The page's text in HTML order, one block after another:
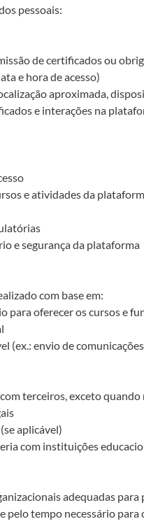
pessoais:
de certificados ou
e hora de acesso)
aproximada,
e interações na
e atividades da
e segurança da plataforma
com base em:
para oferecer os cursos e
(ex.: envio de
terceiros, exceto quando
aplicável)
com instituições
adequadas
pelo tempo necessário para